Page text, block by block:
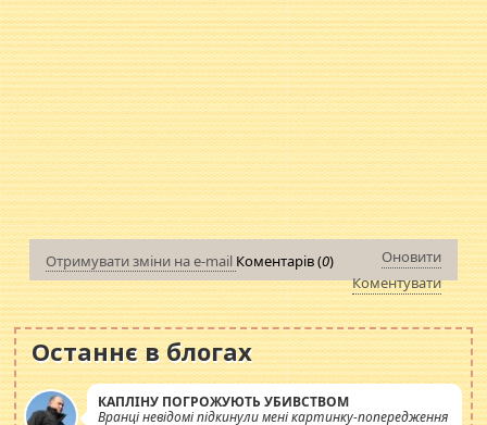
Отримувати зміни на e-mail Коментарів (0)
Оновити
Коментувати
Останнє в блогах
КАПЛІНУ ПОГРОЖУЮТЬ УБИВСТВОМ
Вранці невідомі підкинули мені картинку-попередження